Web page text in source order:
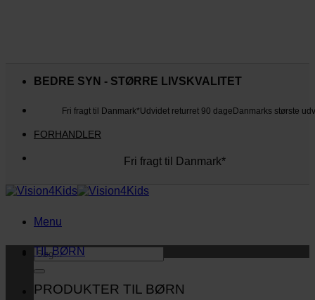
BEDRE SYN - STØRRE LIVSKVALITET
Fri fragt til Danmark*Udvidet returret 90 dage Danmarks største
FORHANDLER
Fri fragt til Danmark*
Menu
Søg
efter:
TIL BØRN
PRODUKTER TIL BØRN